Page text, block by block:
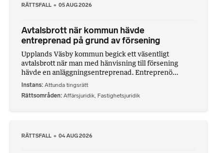
RÄTTSFALL 05 AUG 2026
Avtalsbrott när kommun hävde
entreprenad på grund av försening
Upplands Väsby kommun begick ett väsentligt
avtalsbrott när man med hänvisning till försening
hävde en anläggningsentreprenad. Entreprenö...
Instans Attunda tingsrätt
Rättsområden Affärsjuridik, Fastighetsjuridik
RÄTTSFALL 04 AUG 2026